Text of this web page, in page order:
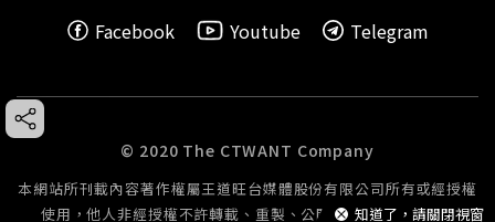
知道了，請關閉視窗
Facebook
Youtube Telegram
© 2020 The CTWANT Company
本網站所刊載內容著作權屬王道旺台媒體股份有限公司所有或經授權
使用，他人非經授權不許轉載、重製、公開播送或公開傳輸。